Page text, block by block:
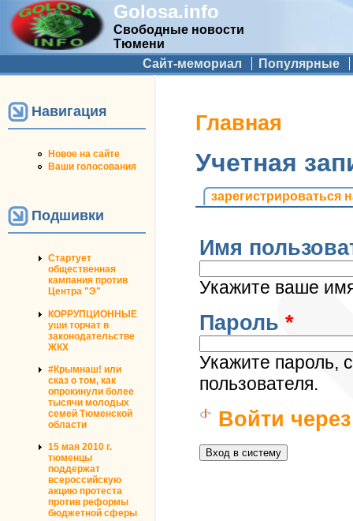
Golosa.info
Свободные новости
Тюмени
Дополнительное меню
Сайт-мемориал Популярные
Навигация
Новое на сайте
Ваши голосования
Подшивки
Стартует
общественная
кампания против
Центра "Э"
КОРРУПЦИОННЫЕ
уши торчат в
законодательстве
ЖКХ
#Крымнаш! или
сказ о том, как
опрокинули более
тысячи молодых
семей Тюменской
области
15 мая 2010 г.
тюменцы
поддержат
всероссийскую
акцию протеста
против реформы
бюджетной сферы
Вы здесь
Главная
Учетная
Главные
зарегистрироваться
Имя
Укажите ваше
Пароль *
Укажите пароль,
пользователя.
Войти